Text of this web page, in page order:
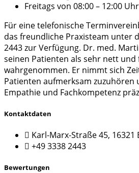
Freitags von 08:00 – 12:00 Uhr
Für eine telefonische
das freundliche Praxisteam unter
2443 zur Verfügung. Dr. med.
seinen Patienten als sehr nett
wahrgenommen. Er nimmt sich
Patienten aufmerksam
Empathie und Fachkompetenz
Kontaktdaten
Karl-Marx-Straße 45, 16321
+49 3338 2443
Bewertungen